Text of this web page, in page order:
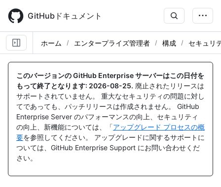
main
content
GitHubドキュメント
ホーム エンタープライズ管理者 構成 セキュリ
このバージョンの GitHub Enterprise サーバーはこの日付を
もって終了となります: 2026-08-25. 廃止されたリリースは
サポートされていません。 重大なセキュリティの問題に対し
てであっても、パッチリリースは作成されません。 GitHub
Enterprise Server のパフォーマンスの向上、セキュリティ
の向上、新機能については、「アップグレード プロセスの概
要を参照してください。 アップグレードに関するサポートに
ついては、GitHub Enterprise Support にお問い合わせくだ
さい。